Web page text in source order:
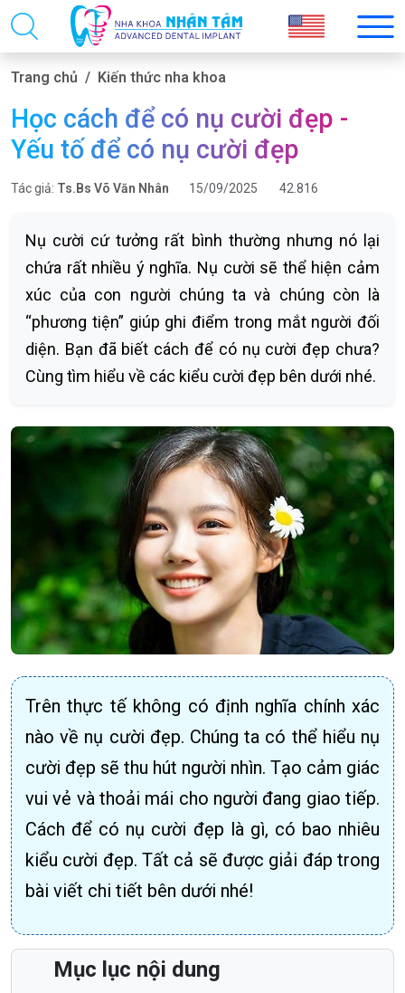
Trang chủ Kiến thức nha khoa
Học cách để có nụ cười đẹp -
Yếu tố để có nụ cười đẹp
Tác giả: Ts.Bs Võ Văn Nhân 15/09/2025 42.816
Nụ cười cứ tưởng rất bình thường nhưng nó lại
chứa rất nhiều ý nghĩa. Nụ cười sẽ thể hiện cảm
xúc của con người chúng ta và chúng còn là
“phương tiện” giúp ghi điểm trong mắt người đối
diện. Bạn đã biết cách để có nụ cười đẹp chưa?
Cùng tìm hiểu về các kiểu cười đẹp bên dưới nhé.
Trên thực tế không có định nghĩa chính xác
nào về nụ cười đẹp. Chúng ta có thể hiểu nụ
cười đẹp sẽ thu hút người nhìn. Tạo cảm giác
vui vẻ và thoải mái cho người đang giao tiếp.
Cách để có nụ cười đẹp là gì, có bao nhiêu
kiểu cười đẹp. Tất cả sẽ được giải đáp trong
bài viết chi tiết bên dưới nhé!
Mục lục nội dung